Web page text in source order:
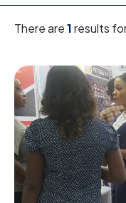
There are1results